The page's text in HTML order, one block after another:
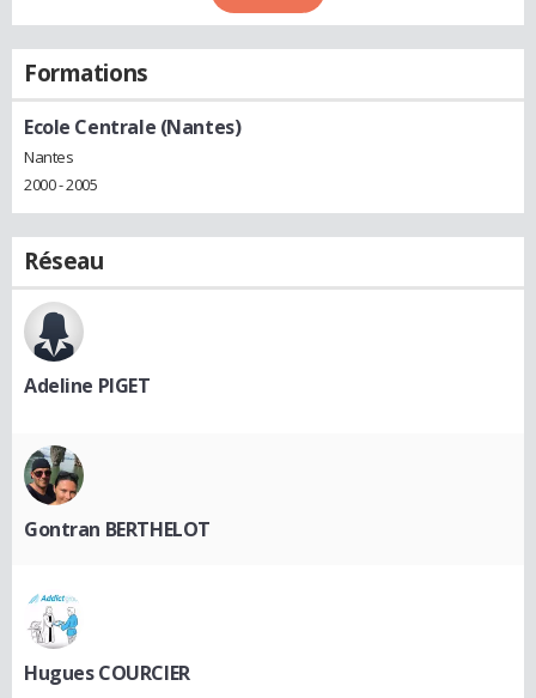
Formations
Ecole Centrale (Nantes)
Nantes
2000 - 2005
Réseau
Adeline PIGET
Gontran BERTHELOT
Hugues COURCIER